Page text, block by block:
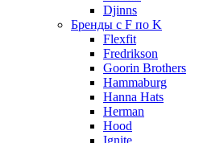
Djinns
Бренды с F по K
Flexfit
Fredrikson
Goorin Brothers
Hammaburg
Hanna Hats
Herman
Hood
Ignite